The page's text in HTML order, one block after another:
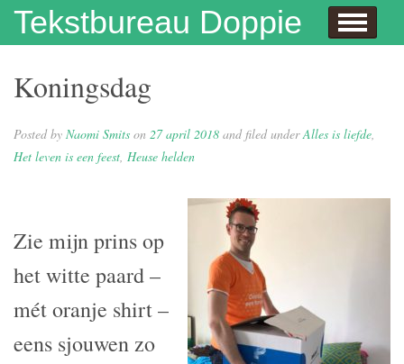
Tekstbureau Doppie
Hallo
Dit doe ik!
Dit doe ik ook!
Enthousiaste opdrachtgevers
Over mij
Publicaties
Wie niet leest is gek
Juf Naomi klapt uit de school
Eh…juf, hoe krijg je eigenlijk kinderen?
Columns
In de media
Contact
Privacybeleid
Koningsdag
Posted by Naomi Smits on 27 april 2018 and filed underAlles is liefde,
Het leven is een feest, Heuse helden
Zie mijn prins op
het witte paard –
mét oranje shirt –
eens sjouwen zo